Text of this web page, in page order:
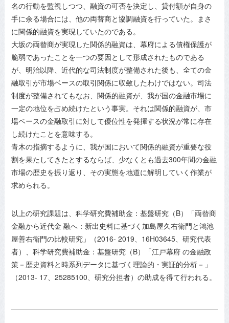
名の行動を監視しつつ、融資の可否を決定し、貸付額が自身の
手に余る場合には、他の両替商と協調融資を行っていた。まさ
に関係的融資を実現していたのである。
大坂の両替商が実現した関係的融資は、幕府による債権保護が
脆弱であったことを一つの要因として形成されたものである
が、明治以降、近代的な司法制度が整備された後も、全ての金
融取引が市場ベースの取引関係に収斂したわけではない。司法
制度が整備されてもなお、関係的融資が、我が国の金融市場に
一定の地位を占め続けたという事実。それは関係的融資が、市
場ベースの金融取引に対して優位性を発揮する状況が常に存在
し続けたことを意味する。
青木の指摘するように、我が国において関係的融資が重要な役
割を果たしてきたとするならば、少なくとも過去300年間の金融
市場の歴史を振り返り、その実態を地道に解明していく作業が
求められる。
以上の研究課題は、科学研究費補助金：基盤研究（B）「両替商
金融から近代金 融へ：新出史料に基づく加島屋久右衛門と鴻池
屋善右衛門の比較研究」（2016- 2019、16H03645、研究代表
者）、科学研究費補助金：基盤研究（B）「江戸幕府 の金融政
策－歴史資料と時系列データに基づく理論的・実証的分析－」
（2013- 17、25285100、研究分担者）の助成を得て行われる。